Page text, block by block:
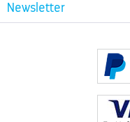
Newsletter